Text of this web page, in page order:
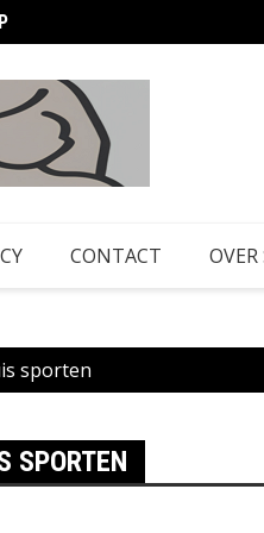
CONTACT
sporten
SPORTEN